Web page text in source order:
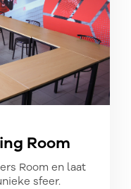
Room
Room en laat
sfeer.